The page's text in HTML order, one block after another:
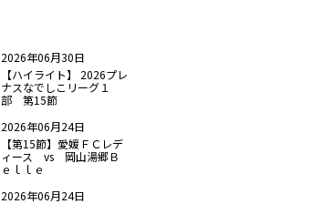
2026年06月30日
【ハイライト】 2026プレ
ナスなでしこリーグ１
部 第15節
2026年06月24日
【第15節】愛媛ＦＣレデ
ィース vs 岡山湯郷Ｂ
ｅｌｌｅ
2026年06月24日